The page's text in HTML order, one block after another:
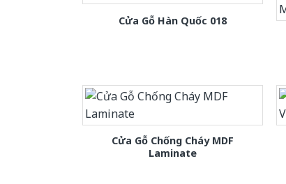
Cửa Gỗ Hàn Quốc 018
Cửa Gỗ Chống Cháy MDF
Laminate